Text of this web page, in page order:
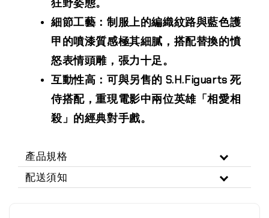
細節工藝：制服上的編織紋路與藍色護
甲的噴漆質感極其細膩，搭配替換的憤
怒表情頭雕，張力十足。
互動性高：可與另售的 S.H.Figuarts 死
侍搭配，重現電影中兩位英雄「相愛相
殺」的經典對手戲。
產品規格
配送須知